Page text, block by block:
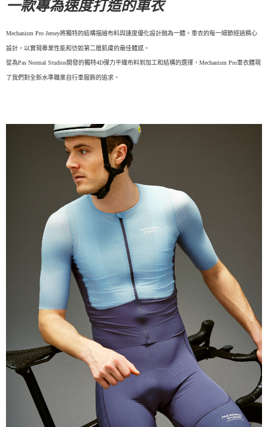
每筆NT$130，滿NT$10,000(含以上)免運費
一款專為速度打造的車衣
Mechanism Pro Jersey將獨特的結構描繪布料與速度優化設計融為一體。車衣的每一細節經過精心
設計，以實現專業性能和彷如第二層肌膚的最佳體感。
從為Pas Normal Studios開發的獨特4D彈力平織布料到加工和結構的選擇，Mechanism Pro車衣體現
了我們對全新水準職業自行車服飾的追求。